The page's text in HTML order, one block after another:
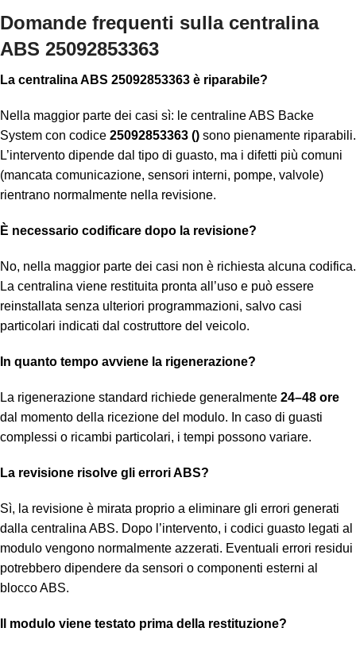
Domande frequenti sulla centralina
ABS 25092853363
La centralina ABS 25092853363 è riparabile?
Nella maggior parte dei casi sì: le centraline ABS Backe
System con codice 25092853363 () sono pienamente riparabili.
L’intervento dipende dal tipo di guasto, ma i difetti più comuni
(mancata comunicazione, sensori interni, pompe, valvole)
rientrano normalmente nella revisione.
È necessario codificare dopo la revisione?
No, nella maggior parte dei casi non è richiesta alcuna codifica.
La centralina viene restituita pronta all’uso e può essere
reinstallata senza ulteriori programmazioni, salvo casi
particolari indicati dal costruttore del veicolo.
In quanto tempo avviene la rigenerazione?
La rigenerazione standard richiede generalmente 24–48 ore
dal momento della ricezione del modulo. In caso di guasti
complessi o ricambi particolari, i tempi possono variare.
La revisione risolve gli errori ABS?
Sì, la revisione è mirata proprio a eliminare gli errori generati
dalla centralina ABS. Dopo l’intervento, i codici guasto legati al
modulo vengono normalmente azzerati. Eventuali errori residui
potrebbero dipendere da sensori o componenti esterni al
blocco ABS.
Il modulo viene testato prima della restituzione?